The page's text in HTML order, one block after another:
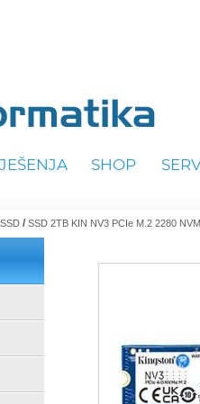
SHOP
SSD / SSD 2TB KIN NV3 PCIe M.2 2280